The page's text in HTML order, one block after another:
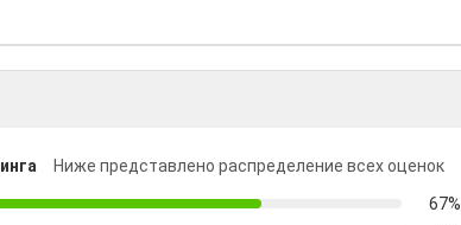
Ниже представлено распределение всех оценок
67%